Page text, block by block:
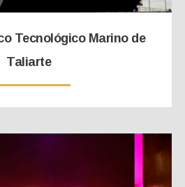
Tecnológico Marino de
Taliarte